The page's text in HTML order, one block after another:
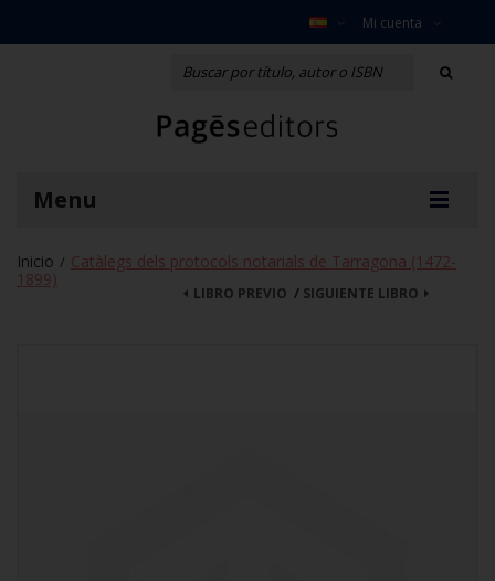
Mi cuenta
Menu
Inicio / Catàlegs dels protocols notarials de Tarragona (1472-
1899)
SIGUIENTE LIBRO
LIBRO PREVIO /